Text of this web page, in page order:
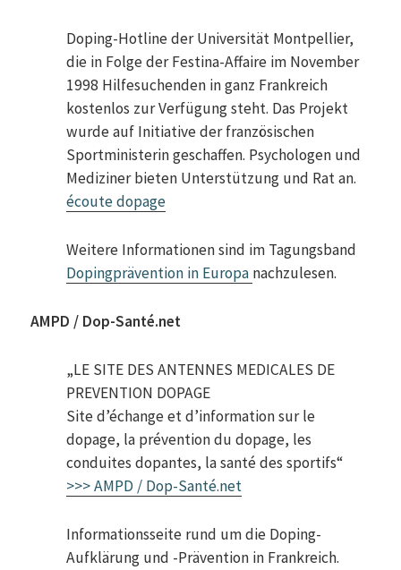
Doping-Hotline der Universität Montpellier,
die in Folge der Festina-Affaire im November
1998 Hilfesuchenden in ganz Frankreich
kostenlos zur Verfügung steht. Das Projekt
wurde auf Initiative der französischen
Sportministerin geschaffen. Psychologen und
Mediziner bieten Unterstützung und Rat an.
écoute dopage
Weitere Informationen sind im Tagungsband
Dopingprävention in Europa nachzulesen.
AMPD / Dop-Santé.net
„LE SITE DES ANTENNES MEDICALES DE
PREVENTION DOPAGE
Site d’échange et d’information sur le
dopage, la prévention du dopage, les
conduites dopantes, la santé des sportifs“
>>> AMPD / Dop-Santé.net
Informationsseite rund um die Doping-
Aufklärung und -Prävention in Frankreich.